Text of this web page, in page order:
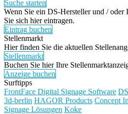
Suche starten
Wenn Sie ein DS-Hersteller und / oder
Sie sich hier eintragen.
Eintrag buchen
Stellenmarkt
Hier finden Sie die aktuellen
Stellenmarkt
Buchen Sie hier Ihre
Anzeige buchen
Surftipps
FrontFace Digital Signage Software
3d-berlin HAGOR Products Concept
Signage Lösungen Koke